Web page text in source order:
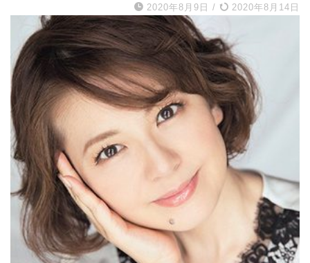
2020年8月9日 / 2020年8月14日